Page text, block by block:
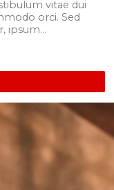
vitae dui
orci. Sed
ipsum…